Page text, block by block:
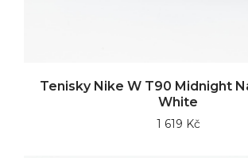
Tenisky Nike W T90 Midnight
White
1 619 Kč